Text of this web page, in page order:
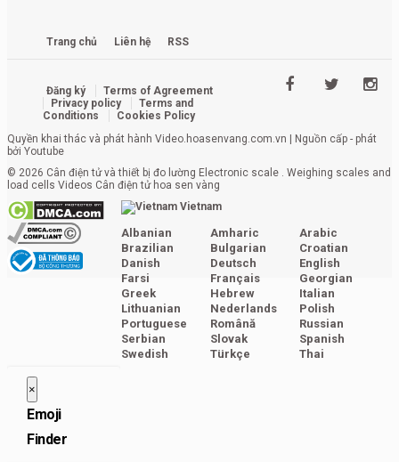
Trang chủ Liên hệ RSS
Đăng ký
Terms of Agreement
Privacy policy
Terms and
Conditions
Cookies Policy
Quyền khai thác và phát hành Video.hoasenvang.com.vn | Nguồn cấp - phát
bởi Youtube
© 2026 Cân điện tử và thiết bị đo lường Electronic scale . Weighing scales and
load cells Videos Cân điện tử hoa sen vàng
Vietnam
Albanian Amharic
Arabic
Brazilian
Bulgarian
Croatian
Danish
Deutsch
English
Farsi
Français
Georgian
Greek
Hebrew
Italian
Lithuanian
Nederlands
Polish
Portuguese
Română
Russian
Serbian
Slovak
Spanish
Swedish
Türkçe Thai
×
Emoji
Finder